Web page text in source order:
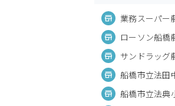
業務スーパー
ローソン船橋
サンドラッグ
船橋市立法田
船橋市立法典